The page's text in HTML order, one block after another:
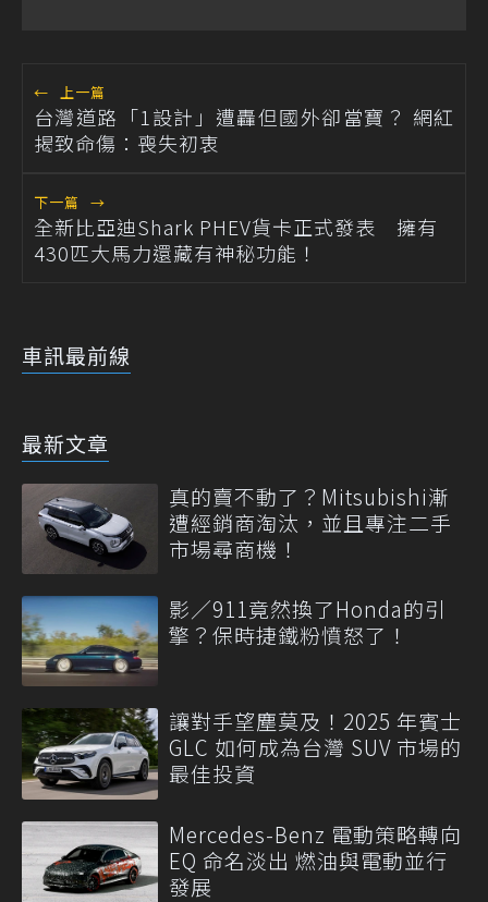
← 上一篇
台灣道路「1設計」遭轟但國外卻當寶？ 網紅
揭致命傷：喪失初衷
下一篇 →
全新比亞迪Shark PHEV貨卡正式發表 擁有
430匹大馬力還藏有神秘功能！
車訊最前線
最新文章
真的賣不動了？Mitsubishi漸
遭經銷商淘汰，並且專注二手
市場尋商機！
影／911竟然換了Honda的引
擎？保時捷鐵粉憤怒了！
讓對手望塵莫及！2025 年賓士
GLC 如何成為台灣 SUV 市場的
最佳投資
Mercedes-Benz 電動策略轉向
EQ 命名淡出 燃油與電動並行
發展